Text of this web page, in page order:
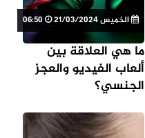
الخميس 21/03/2024
ما هي العلاقة بين
ألعاب الفيديو والعجز
الجنسي؟